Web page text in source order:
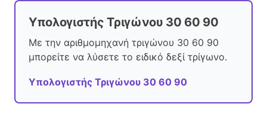
Υπολογιστής Τριγώνου 30 60 90
Με την αριθμομηχανή τριγώνου 30 60 90
μπορείτε να λύσετε το ειδικό δεξί τρίγωνο.
Υπολογιστής Τριγώνου 30 60 90